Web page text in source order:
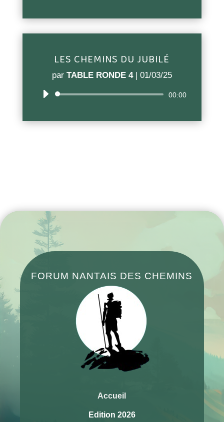
LES CHEMINS DU JUBILÉ
par TABLE RONDE 4| 01/03/25
Lecteur
00:00
FORUM NANTAIS DES CHEMINS
Accueil
Edition 2026